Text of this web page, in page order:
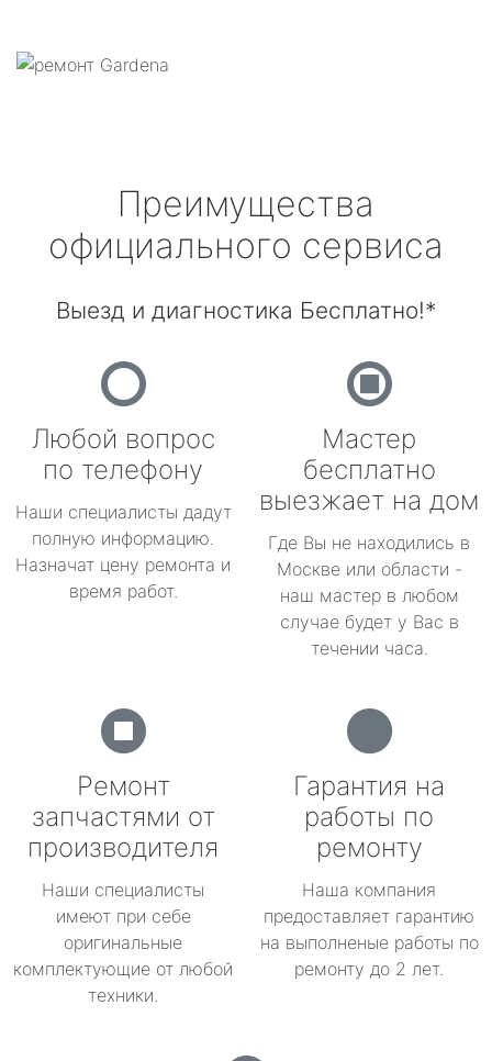
Преимущества
официального сервиса
Выезд и диагностика Бесплатно!*
Любой вопрос
по телефону
Наши специалисты дадут
полную информацию.
Назначат цену ремонта и
время работ.
Мастер
бесплатно
выезжает на дом
Где Вы не находились в
Москве или области -
наш мастер в любом
случае будет у Вас в
течении часа.
Ремонт
запчастями от
производителя
Наши специалисты
имеют при себе
оригинальные
комплектующие от любой
техники.
Гарантия на
работы по
ремонту
Наша компания
предоставляет гарантию
на выполненые работы по
ремонту до 2 лет.